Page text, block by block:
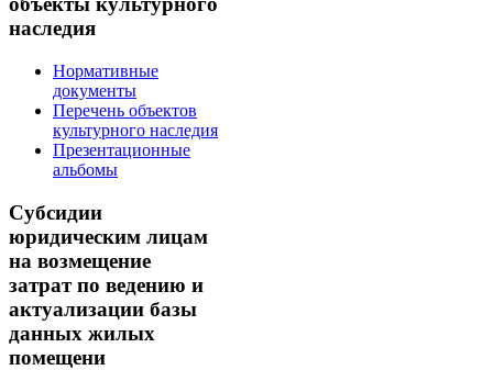
наследия
Нормативные
документы
Перечень объектов
культурного наследия
Презентационные
альбомы
Субсидии
юридическим лицам
на возмещение
затрат по ведению и
актуализации базы
данных жилых
помещени